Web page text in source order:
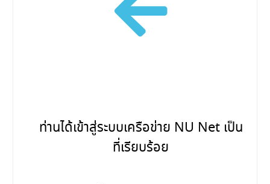
ท่านได้เข้าสู่ระบบเครือข่าย NU Net เป็น
ที่เรียบร้อย